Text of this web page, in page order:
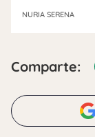
NURIA SERENA
Comparte: